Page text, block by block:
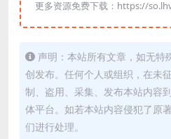
更多资源免费下载：https://
声明：本站所有文章，如无特
创发布。任何个人或组织，在未
制、盗用、采集、发布本站内容
体平台。如若本站内容侵犯了原
们进行处理。